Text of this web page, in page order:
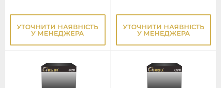
УТОЧНИТИ НАЯВНІСТЬ
У МЕНЕДЖЕРА
УТОЧНИТИ НАЯВНІСТЬ
У МЕНЕДЖЕРА